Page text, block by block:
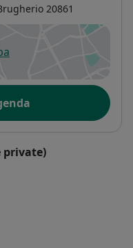
20861
in una nuova scheda
private)